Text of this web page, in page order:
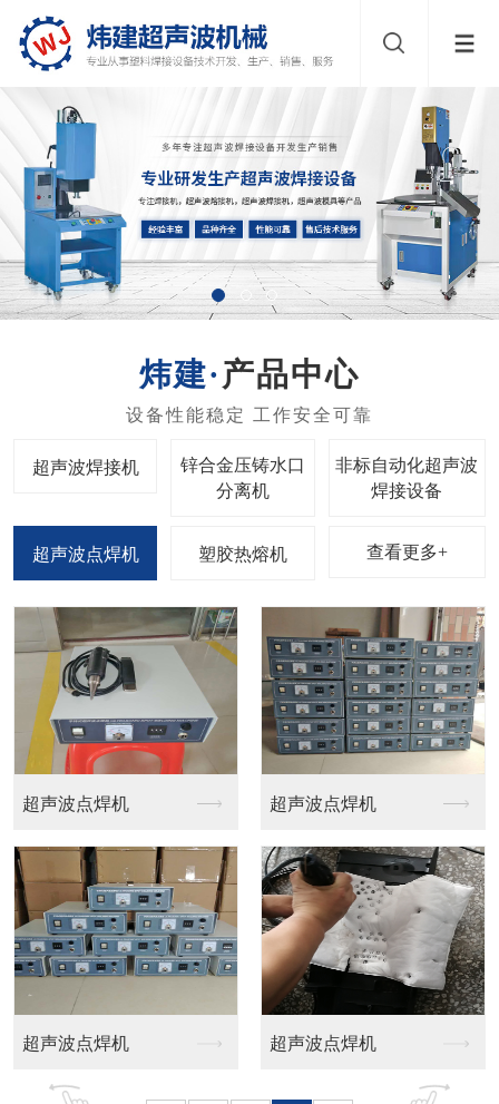
产品中心
超声波焊接机
锌合金压铸水口
分离机
非标自动化超声波
焊接设备
超声波点焊机 塑胶热熔机 查看更多+
桌上四柱型热熔机 多功能热熔机
多功能热熔机 镜头铆接机